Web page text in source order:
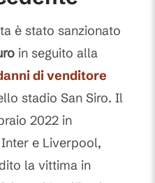
è stato sanzionato
in seguito alla
di venditore
stadio San Siro. Il
2022 in
e Liverpool,
la vittima in